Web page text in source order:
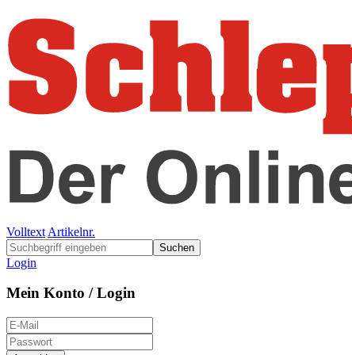
Volltext Artikelnr.
Suchen
Login
Mein Konto / Login